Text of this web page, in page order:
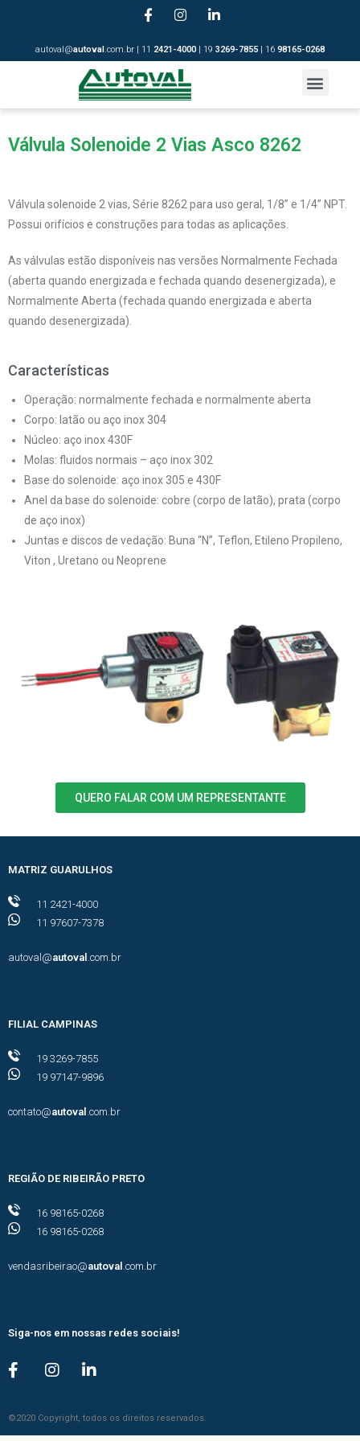
autoval@autoval.com.br | 11 2421-4000| 19 3269-7855 | 16 98165-0268
Válvula Solenoide 2 Vias Asco 8262
Válvula solenoide 2 vias, Série 8262 para uso geral, 1/8” e 1/4” NPT.
Possui orifícios e construções para todas as aplicações.
As válvulas estão disponíveis nas versões Normalmente Fechada
(aberta quando energizada e fechada quando desenergizada), e
Normalmente Aberta (fechada quando energizada e aberta
quando desenergizada).
Características
Operação: normalmente fechada e normalmente aberta
Corpo: latão ou aço inox 304
Núcleo: aço inox 430F
Molas: fluidos normais – aço inox 302
Base do solenoide: aço inox 305 e 430F
Anel da base do solenoide: cobre (corpo de latão), prata (corpo
de aço inox)
Juntas e discos de vedação: Buna “N”, Teflon, Etileno Propileno,
Viton , Uretano ou Neoprene
QUERO FALAR COM UM REPRESENTANTE
MATRIZ GUARULHOS
11 2421-4000
11 97607-7378
autoval@autoval .com.br
FILIAL CAMPINAS
19 3269-7855
19 97147-9896
contato@autoval .com.br
REGIÃO DE RIBEIRÃO PRETO
16 98165-0268
16 98165-0268
vendasribeirao@autoval .com.br
Siga-nos em nossas redes sociais!
©2020 Copyright, todos os direitos reservados.